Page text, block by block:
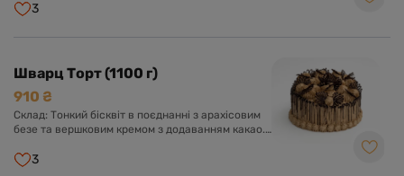
прикрашений шоколадною глазур'ю.
3
Шварц Торт (1100 г)
910 ₴
Склад: Тонкий бісквіт в поєднанні з арахісовим
безе та вершковим кремом з додаванням какао.
3